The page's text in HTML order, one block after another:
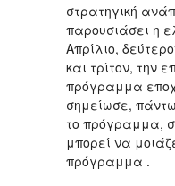
στρατηγική
παρουσιάσει η
Απρίλιο,
και τρίτον, την
πρόγραμμα
σημείωσε,
το πρόγραμμα,
μπορεί να
πρόγραμμα .